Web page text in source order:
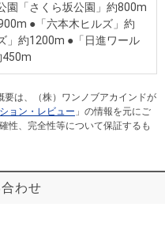
園「さくら坂公園」約800m
●「六本木ヒルズ」約
」約1200m ●「日進ワール
450m
要は、（株）ワンノブアカインドが
ョン・レビュー 」の情報を元にご
性、完全性等について保証するも
わせ